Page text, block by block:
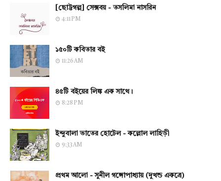
[ছোট্টগল্প] সেক্সবয় - তসলিমা নাসরিন
4:11 PM
১৫০টি কবিতার বই
11:26 AM
৪৫টি বইয়ের লিঙ্ক এক সাথে।
8:28 PM
ইন্দুবালা ভাতের হোটেল - কল্লোল লাহিড়ী
9:33 AM
প্রথম আলো - সুনীল গঙ্গোপাধ্যায় (দুখন্ড একত্রে)